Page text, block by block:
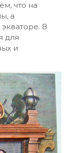
что на
а
В
для
и